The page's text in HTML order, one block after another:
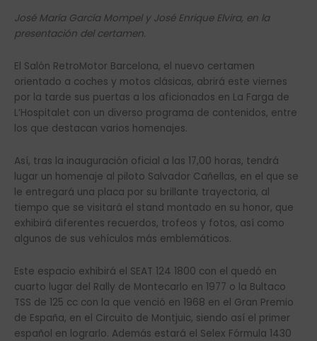
José María García Mompel y José Enrique Elvira, en la
presentación del certamen.
El Salón RetroMotor Barcelona, el nuevo certamen
orientado a coches y motos clásicas, abrirá este viernes
por la tarde sus puertas a los aficionados en La Farga de
L’Hospitalet con un diverso programa de contenidos, entre
los que destacan varios homenajes.
Así, tras la inauguración oficial a las 17,00 horas, tendrá
lugar un homenaje al piloto Salvador Cañellas, en el que se
le entregará una placa por su brillante trayectoria, al
tiempo que se visitará el stand montado en su honor, que
exhibirá diferentes recuerdos, trofeos y fotos, así como
algunos de sus vehículos más emblemáticos.
Este espacio exhibirá el SEAT 124 1800 con el quedó en
cuarto lugar del Rally de Montecarlo en 1977 o la Bultaco
TSS de 125 cc con la que venció en 1968 en el Gran Premio
de España, en el Circuito de Montjuic, siendo así el primer
español en lograrlo. Además estará el Selex Fórmula 1430